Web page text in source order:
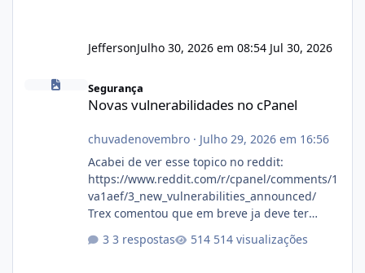
JeffersonJulho 30, 2026 em 08:54 Jul 30, 2026
Novas vulnerabilidades no cPanel
Segurança
Novas vulnerabilidades no cPanel
chuvadenovembro· Julho 29, 2026 em 16:56
Acabei de ver esse topico no reddit:
https://www.reddit.com/r/cpanel/comments/1
va1aef/3_new_vulnerabilities_announced/
Trex comentou que em breve ja deve ter
3 respostas 514 visualizações